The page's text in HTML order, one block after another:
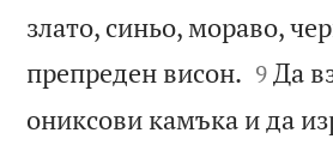
злато, синьо, мораво,
препреден висон. 

9 Да
ониксови камъка и да